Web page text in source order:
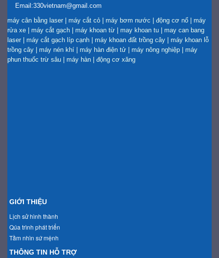
Email:330vietnam@gmail.com
máy cân bằng laser | máy cắt cỏ | máy bơm nước | động cơ nổ | máy
rửa xe | máy cắt gạch | máy khoan từ | may khoan tu | may can bang
laser | máy cắt gạch líp cạnh | máy khoan đất trồng cây | máy khoan lỗ
trồng cây | máy nén khí | máy hàn điện tử | máy nông nghiệp | máy
phun thuốc trừ sâu | máy hàn | động cơ xăng
GIỚI THIỆU
Lịch sử hình thành
Qúa trình phát triển
Tầm nhìn sứ mệnh
THÔNG TIN HỖ TRỢ